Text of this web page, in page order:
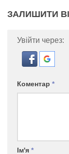
ЗАЛИШИТИ
Увійти через:
Коментар *
Ім'я *